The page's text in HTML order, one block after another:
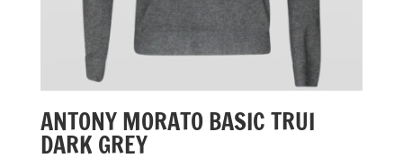
ANTONY MORATO BASIC TRUI
DARK GREY